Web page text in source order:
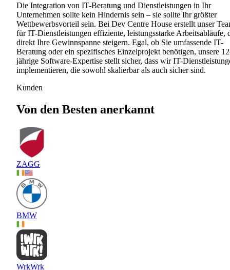
Die Integration von IT-Beratung und Dienstleistungen in Ihr
Unternehmen sollte kein Hindernis sein – sie sollte Ihr größter
Wettbewerbsvorteil sein. Bei Dev Centre House erstellt unser
für IT-Dienstleistungen effiziente, leistungsstarke Arbeitsabläufe,
direkt Ihre Gewinnspanne steigern. Egal, ob Sie umfassende IT-
Beratung oder ein spezifisches Einzelprojekt benötigen, unsere
jährige Software-Expertise stellt sicher, dass wir IT-
implementieren, die sowohl skalierbar als auch sicher sind.
Kunden
Von den Besten anerkannt
ZAGG
BMW
WrkWrk